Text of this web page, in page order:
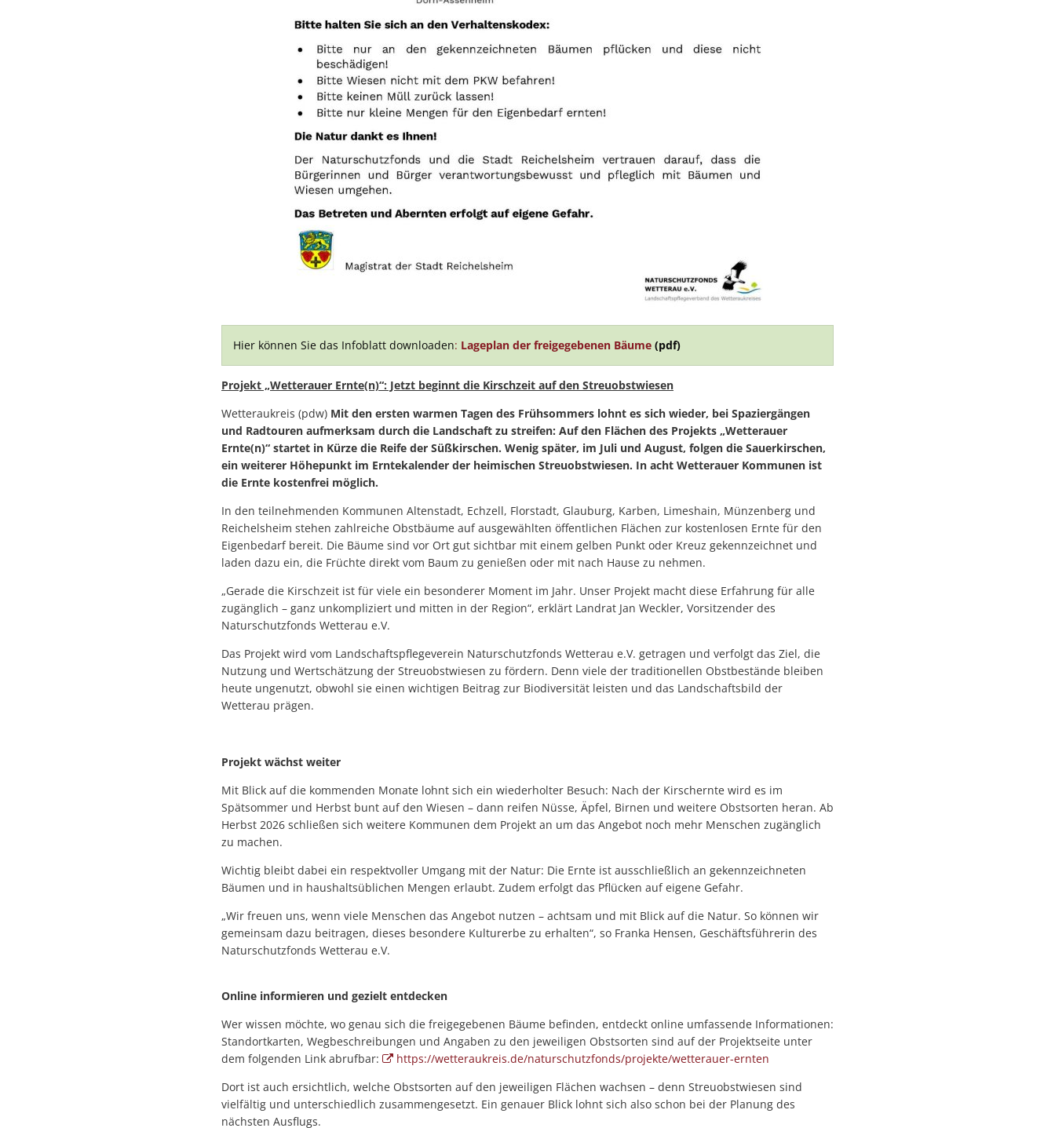
Hier können Sie das Infoblatt downloaden: Lageplan der freigegebenen Bäume (pdf)
Projekt „Wetterauer Ernte(n)“: Jetzt beginnt die Kirschzeit auf den Streuobstwiesen
Wetteraukreis (pdw) Mit den ersten warmen Tagen des Frühsommers lohnt es sich wieder, bei Spaziergängen
und Radtouren aufmerksam durch die Landschaft zu streifen: Auf den Flächen des Projekts „Wetterauer
Ernte(n)“ startet in Kürze die Reife der Süßkirschen. Wenig später, im Juli und August, folgen die Sauerkirschen,
ein weiterer Höhepunkt im Erntekalender der heimischen Streuobstwiesen. In acht Wetterauer Kommunen ist
die Ernte kostenfrei möglich.
In den teilnehmenden Kommunen Altenstadt, Echzell, Florstadt, Glauburg, Karben, Limeshain, Münzenberg und
Reichelsheim stehen zahlreiche Obstbäume auf ausgewählten öffentlichen Flächen zur kostenlosen Ernte für den
Eigenbedarf bereit. Die Bäume sind vor Ort gut sichtbar mit einem gelben Punkt oder Kreuz gekennzeichnet und
laden dazu ein, die Früchte direkt vom Baum zu genießen oder mit nach Hause zu nehmen.
„Gerade die Kirschzeit ist für viele ein besonderer Moment im Jahr. Unser Projekt macht diese Erfahrung für alle
zugänglich – ganz unkompliziert und mitten in der Region“, erklärt Landrat Jan Weckler, Vorsitzender des
Naturschutzfonds Wetterau e.V.
Das Projekt wird vom Landschaftspflegeverein Naturschutzfonds Wetterau e.V. getragen und verfolgt das Ziel, die
Nutzung und Wertschätzung der Streuobstwiesen zu fördern. Denn viele der traditionellen Obstbestände bleiben
heute ungenutzt, obwohl sie einen wichtigen Beitrag zur Biodiversität leisten und das Landschaftsbild der
Wetterau prägen.
Projekt wächst weiter
Mit Blick auf die kommenden Monate lohnt sich ein wiederholter Besuch: Nach der Kirschernte wird es im
Spätsommer und Herbst bunt auf den Wiesen – dann reifen Nüsse, Äpfel, Birnen und weitere Obstsorten heran. Ab
Herbst 2026 schließen sich weitere Kommunen dem Projekt an um das Angebot noch mehr Menschen zugänglich
zu machen.
Wichtig bleibt dabei ein respektvoller Umgang mit der Natur: Die Ernte ist ausschließlich an gekennzeichneten
Bäumen und in haushaltsüblichen Mengen erlaubt. Zudem erfolgt das Pflücken auf eigene Gefahr.
„Wir freuen uns, wenn viele Menschen das Angebot nutzen – achtsam und mit Blick auf die Natur. So können wir
gemeinsam dazu beitragen, dieses besondere Kulturerbe zu erhalten“, so Franka Hensen, Geschäftsführerin des
Naturschutzfonds Wetterau e.V.
Online informieren und gezielt entdecken
Wer wissen möchte, wo genau sich die freigegebenen Bäume befinden, entdeckt online umfassende Informationen:
Standortkarten, Wegbeschreibungen und Angaben zu den jeweiligen Obstsorten sind auf der Projektseite unter
dem folgenden Link abrufbar:
https://wetteraukreis.de/naturschutzfonds/projekte/wetterauer-ernten
Dort ist auch ersichtlich, welche Obstsorten auf den jeweiligen Flächen wachsen – denn Streuobstwiesen sind
vielfältig und unterschiedlich zusammengesetzt. Ein genauer Blick lohnt sich also schon bei der Planung des
nächsten Ausflugs.